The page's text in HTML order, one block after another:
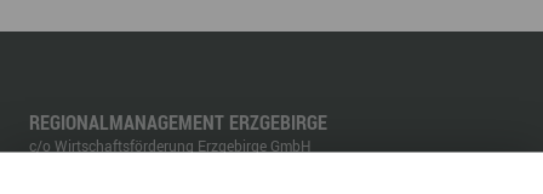
REGIONALMANAGEMENT ERZGEBIRGE
c/o Wirtschaftsförderung Erzgebirge GmbH